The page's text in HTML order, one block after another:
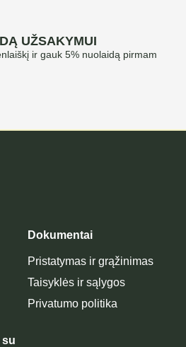
UŽSAKYMUI
ir gauk 5% nuolaidą pirmam
Dokumentai
Pristatymas ir grąžinimas
Taisyklės ir sąlygos
Privatumo politika
su